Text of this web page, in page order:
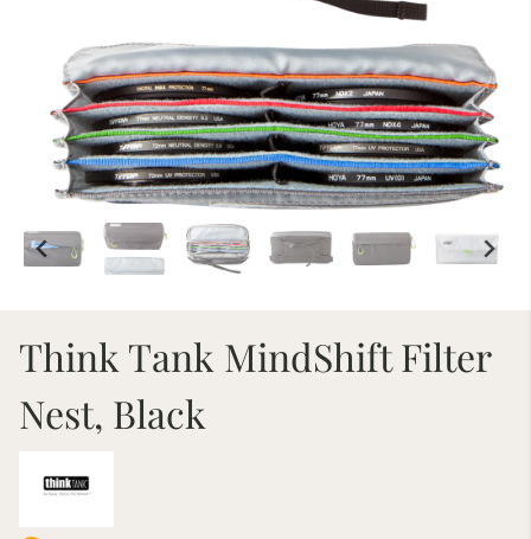
Think Tank MindShift Filter
Nest, Black